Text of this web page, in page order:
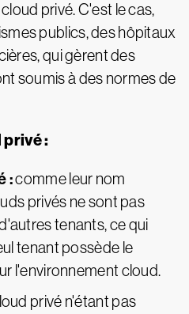
privé. C'est le cas,
publics, des hôpitaux
qui gèrent des
soumis à des normes de
privé :
:comme leur nom
privés ne sont pas
tenants, ce qui
tenant possède le
l'environnement cloud.
privé n'étant pas